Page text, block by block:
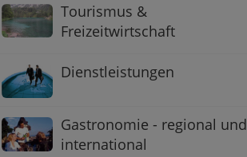
Tourismus &
Freizeitwirtschaft
Dienstleistungen
Gastronomie - regional und
international